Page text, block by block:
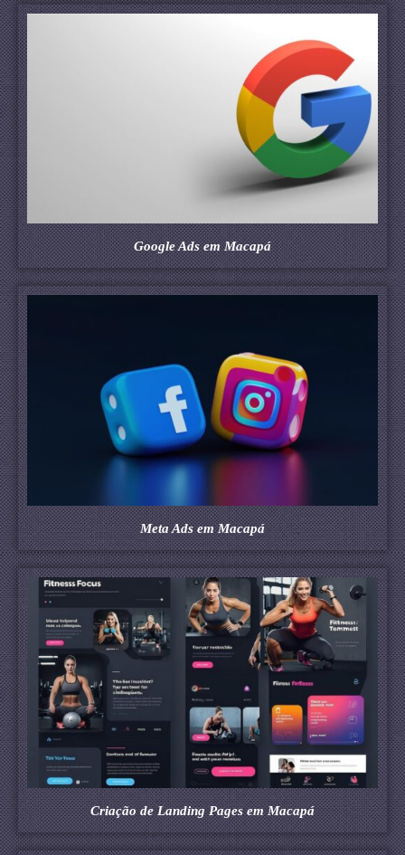
Google Ads em Macapá
Meta Ads em Macapá
Criação de Landing Pages em Macapá